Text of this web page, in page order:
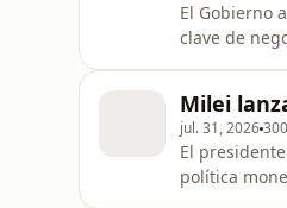
El Gobierno
clave de
Además,
Milei
jul. 31, 2026300
El
política